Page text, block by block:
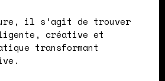
il s’agit de trouver
créative et
transformant